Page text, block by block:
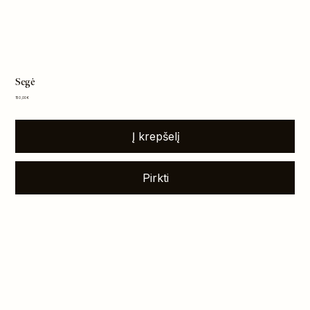
Segė
Kaina
150,00 €
Į krepšelį
Pirkti